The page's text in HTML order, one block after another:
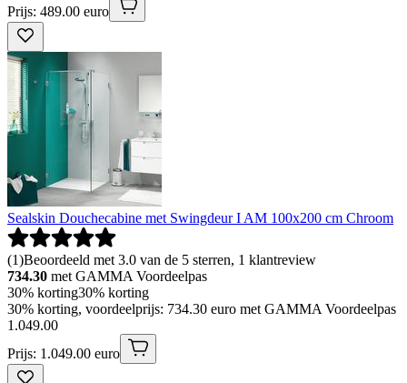
Prijs: 489.00 euro
Sealskin Douchecabine met Swingdeur I AM 100x200 cm Chroom
(1)Beoordeeld met 3.0 van de 5 sterren, 1 klantreview
734.30 met GAMMA Voordeelpas
30% korting30% korting
30% korting, voordeelprijs: 734.30 euro met GAMMA Voordeelpas
1 .049.00
Prijs: 1.049.00 euro